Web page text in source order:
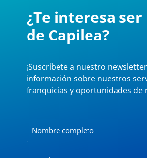
¿Te interesa
de Capilea?
¡Suscríbete a nuestro
información sobre nuestros
franquicias y oportunidades de